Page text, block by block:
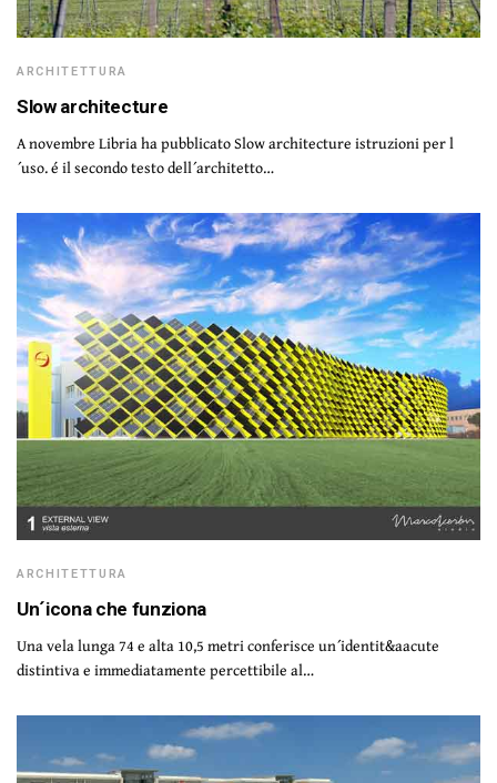
ARCHITETTURA
Slow architecture
A novembre Libria ha pubblicato Slow architecture istruzioni per l
´uso. é il secondo testo dell´architetto…
ARCHITETTURA
Un´icona che funziona
Una vela lunga 74 e alta 10,5 metri conferisce un´identit&aacute
distintiva e immediatamente percettibile al…